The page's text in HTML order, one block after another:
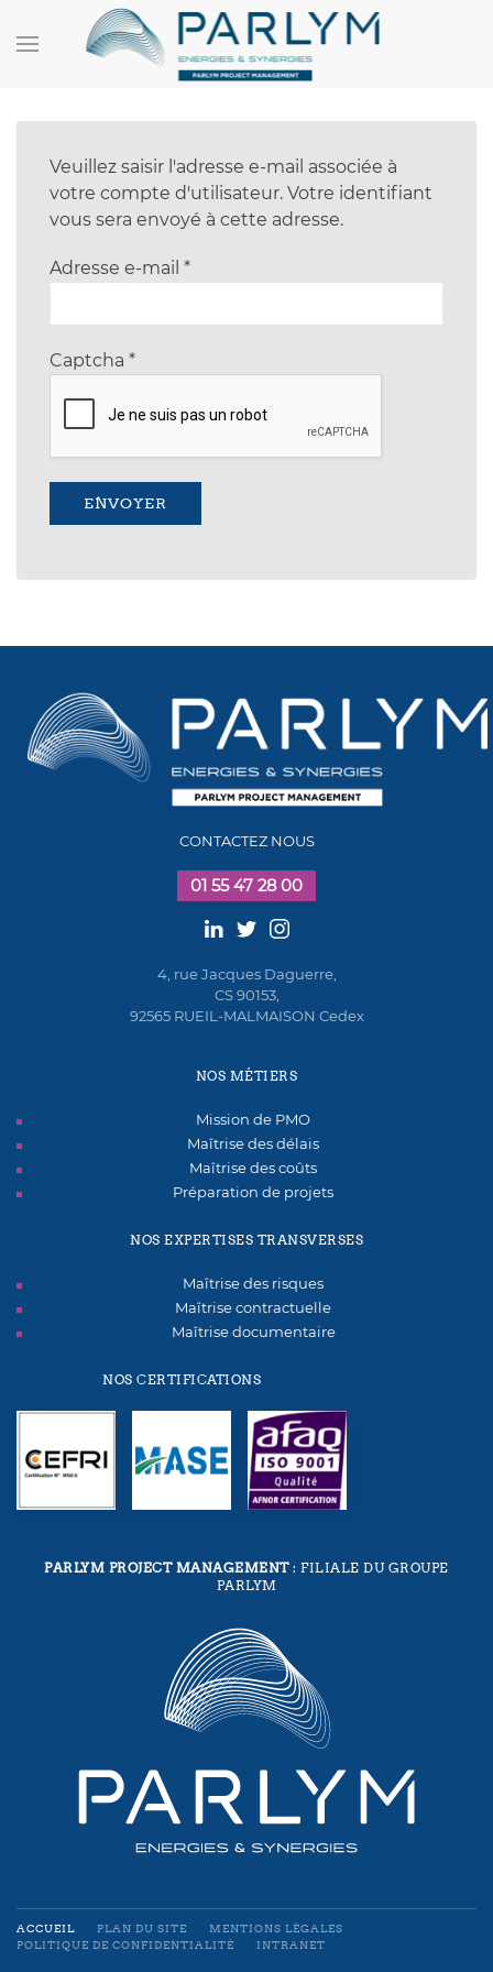
Veuillez saisir l'adresse e-mail associée à
votre compte d'utilisateur. Votre identifiant
vous sera envoyé à cette adresse.
Adresse e-mail *
Captcha *
ENVOYER
CONTACTEZ NOUS
01 55 47 28 00
4, rue Jacques Daguerre,
CS 90153,
92565 RUEIL-MALMAISON Cedex
NOS MÉTIERS
Mission de PMO
Maîtrise des délais
Maîtrise des coûts
Préparation de projets
NOS EXPERTISES TRANSVERSES
Maîtrise des risques
Maîtrise contractuelle
Maîtrise documentaire
NOS CERTIFICATIONS
PARLYM PROJECT MANAGEMENT: FILIALE DU GROUPE
PARLYM
ACCUEIL PLAN DU SITE
MENTIONS LÉGALES
POLITIQUE DE CONFIDENTIALITÉ
INTRANET